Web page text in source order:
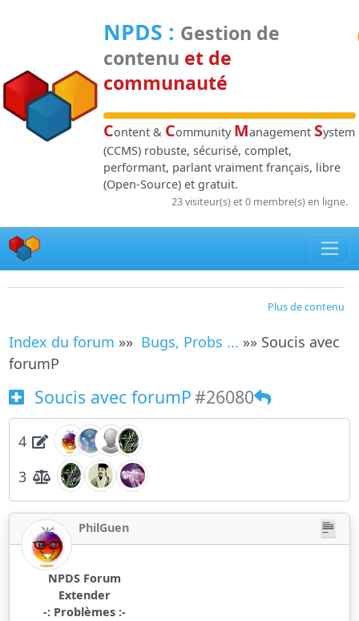
NPDS : Gestion de
contenu et de
communauté
Content & Community Management System
(CCMS) robuste, sécurisé, complet,
performant, parlant vraiment français, libre
(Open-Source) et gratuit.
23 visiteur(s) et 0 membre(s) en ligne.
Plus de contenu
Index du forum »» Bugs, Probs ... »» Soucis avec
forumP
Soucis avec forumP#26080
4
3
PhilGuen
NPDS Forum
Extender
-: Problèmes :-